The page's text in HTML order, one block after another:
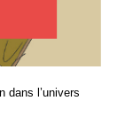
dans l’univers